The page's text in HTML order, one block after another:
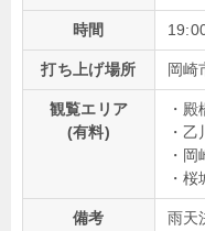
時間
打ち上げ場所 岡崎
観覧エリア
(有料)
・
・
・
・
備考 雨天